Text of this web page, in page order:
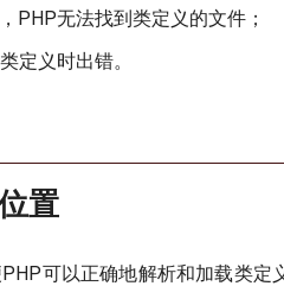
PHP无法找到类定义的文件；
定义时出错。
置
可以正确地解析和加载类定